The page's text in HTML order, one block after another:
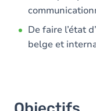
De faire l’état
belge et